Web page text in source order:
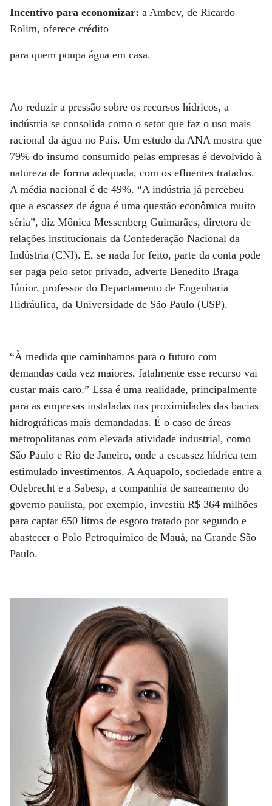
Incentivo para economizar: a Ambev, de Ricardo
Rolim, oferece crédito
para quem poupa água em casa.
Ao reduzir a pressão sobre os recursos hídricos, a
indústria se consolida como o setor que faz o uso mais
racional da água no País. Um estudo da ANA mostra que
79% do insumo consumido pelas empresas é devolvido à
natureza de forma adequada, com os efluentes tratados.
A média nacional é de 49%. “A indústria já percebeu
que a escassez de água é uma questão econômica muito
séria”, diz Mônica Messenberg Guimarães, diretora de
relações institucionais da Confederação Nacional da
Indústria (CNI). E, se nada for feito, parte da conta pode
ser paga pelo setor privado, adverte Benedito Braga
Júnior, professor do Departamento de Engenharia
Hidráulica, da Universidade de São Paulo (USP).
“À medida que caminhamos para o futuro com
demandas cada vez maiores, fatalmente esse recurso vai
custar mais caro.” Essa é uma realidade, principalmente
para as empresas instaladas nas proximidades das bacias
hidrográficas mais demandadas. É o caso de áreas
metropolitanas com elevada atividade industrial, como
São Paulo e Rio de Janeiro, onde a escassez hídrica tem
estimulado investimentos. A Aquapolo, sociedade entre a
Odebrecht e a Sabesp, a companhia de saneamento do
governo paulista, por exemplo, investiu R$ 364 milhões
para captar 650 litros de esgoto tratado por segundo e
abastecer o Polo Petroquímico de Mauá, na Grande São
Paulo.